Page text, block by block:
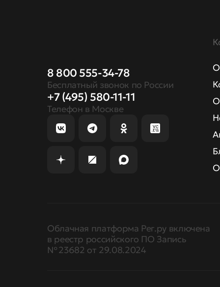
8 800 555-34-78
Бесплатный звонок по России
+7 (495) 580-11-11
Телефон в Москве
Облачная платформа Рег.ру включена
в реестр российского ПО Запись
№ 23682 от 29.08.2024